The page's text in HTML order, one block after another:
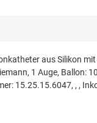
aus Silikon
1 Auge, Ballon:
15.25.15.6047, , ,